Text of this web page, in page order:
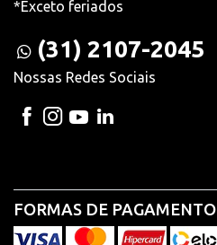
*Exceto feriados
(31) 2107-2045
Nossas Redes Sociais
FORMAS DE PAGAMENTO